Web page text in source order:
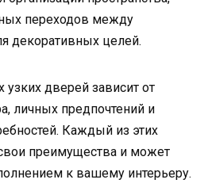
переходов между
декоративных целей.
дверей зависит от
личных предпочтений и
Каждый из этих
преимущества и может
к вашему интерьеру.